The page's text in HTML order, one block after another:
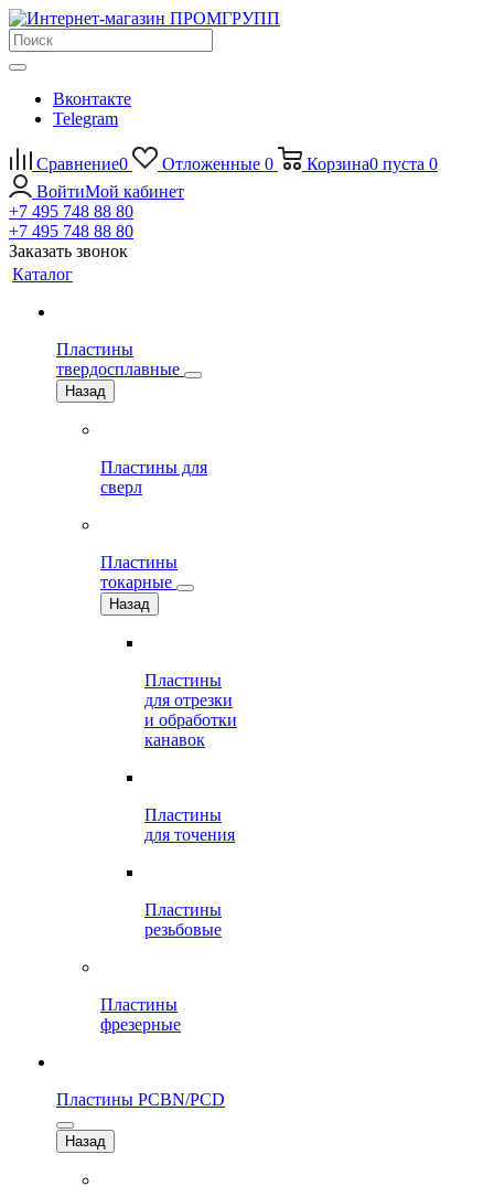
Вконтакте
Telegram
Сравнение0 Отложенные 0 Корзина0 пуста 0
ВойтиМой кабинет
+7 495 748 88 80
+7 495 748 88 80
Заказать звонок
Каталог
Пластины
твердосплавные
Назад
Пластины для
сверл
Пластины
токарные
Назад
Пластины
для отрезки
и обработки
канавок
Пластины
для точения
Пластины
резьбовые
Пластины
фрезерные
Пластины PCBN/PCD
Назад